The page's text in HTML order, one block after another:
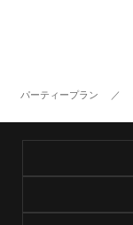
パーティープラン ／